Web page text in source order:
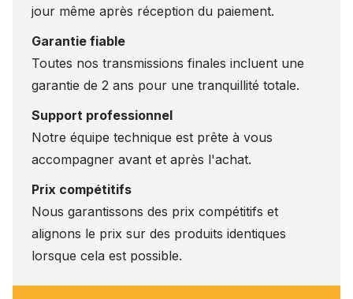
jour même après réception du paiement.
Garantie fiable
Toutes nos transmissions finales incluent une
garantie de 2 ans pour une tranquillité totale.
Support professionnel
Notre équipe technique est prête à vous
accompagner avant et après l'achat.
Prix compétitifs
Nous garantissons des prix compétitifs et
alignons le prix sur des produits identiques
lorsque cela est possible.